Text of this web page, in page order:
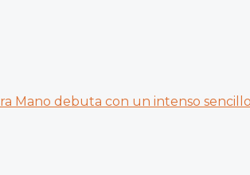
Mano debuta con un intenso